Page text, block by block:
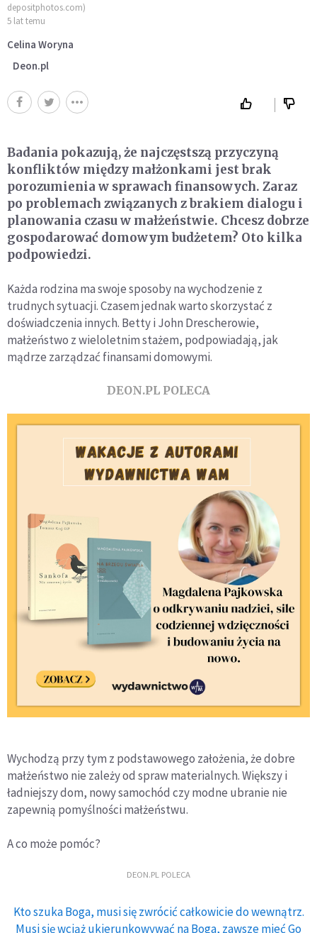
depositphotos.com)
5 lat temu
Celina Woryna
Deon.pl
Badania pokazują, że najczęstszą przyczyną
konfliktów między małżonkami jest brak
porozumienia w sprawach finansowych. Zaraz
po problemach związanych z brakiem dialogu i
planowania czasu w małżeństwie. Chcesz dobrze
gospodarować domowym budżetem? Oto kilka
podpowiedzi.
Każda rodzina ma swoje sposoby na wychodzenie z
trudnych sytuacji. Czasem jednak warto skorzystać z
doświadczenia innych. Betty i John Drescherowie,
małżeństwo z wieloletnim stażem, podpowiadają, jak
mądrze zarządzać finansami domowymi.
DEON.PL POLECA
Wychodzą przy tym z podstawowego założenia, że dobre
małżeństwo nie zależy od spraw materialnych. Większy i
ładniejszy dom, nowy samochód czy modne ubranie nie
zapewnią pomyślności małżeństwu.
A co może pomóc?
DEON.PL POLECA
Kto szuka Boga, musi się zwrócić całkowicie do wewnątrz.
Musi się wciąż ukierunkowywać na Boga, zawsze mieć Go